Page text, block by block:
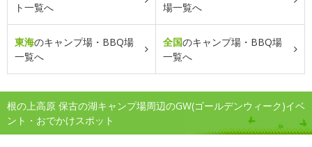
ト一覧へ
場一覧へ
東海のキャンプ場・BBQ場
一覧へ
全国のキャンプ場・BBQ場
一覧へ
根の上高原 保古の湖キャンプ場周辺のGW(ゴールデンウィーク)イベ
ント・おでかけスポット